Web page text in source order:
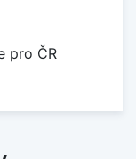
pro ČR